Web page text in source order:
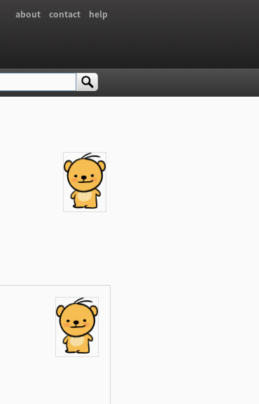
about contact help
찾기